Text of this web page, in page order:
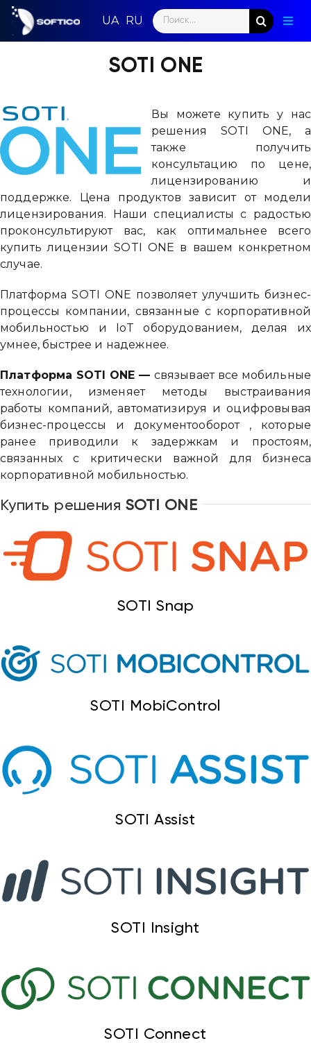
Skip
content
Search
for:
SOTI ONE
Вы можете купить у нас
решения SOTI ONE, а
также получить
консультацию по цене,
лицензированию и
поддержке. Цена продуктов зависит от модели
лицензирования. Наши специалисты с радостью
проконсультируют вас, как оптимальнее всего
купить лицензии SOTI ONE в вашем конкретном
случае.
Платформа SOTI ONE позволяет улучшить бизнес-
процессы компании, связанные с корпоративной
мобильностью и IoT оборудованием, делая их
умнее, быстрее и надежнее.
Платформа SOTI ONE — связывает все мобильные
технологии, изменяет методы выстраивания
работы компаний, автоматизируя и оцифровывая
бизнес-процессы и документооборот , которые
ранее приводили к задержкам и простоям,
связанных с критически важной для бизнеса
корпоративной мобильностью.
Купить решения SOTI ONE
SOTI Snap
SOTI MobiControl
SOTI Assist
SOTI Insight
SOTI Connect
Привіт 👋, чим тобі допомогти?